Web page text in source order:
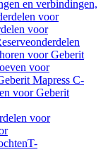
en verbindingen,
voor
voor
voor Geberit
voor
Mapress C-
voor Geberit
voor
T-